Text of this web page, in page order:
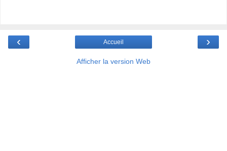
‹ ›
Accueil
Afficher la version Web